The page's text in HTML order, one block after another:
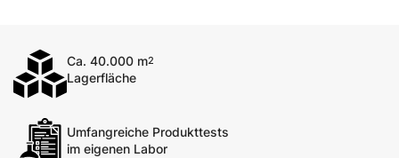
Ca. 40.000 m2
Lagerfläche
Umfangreiche Produkttests
im eigenen Labor